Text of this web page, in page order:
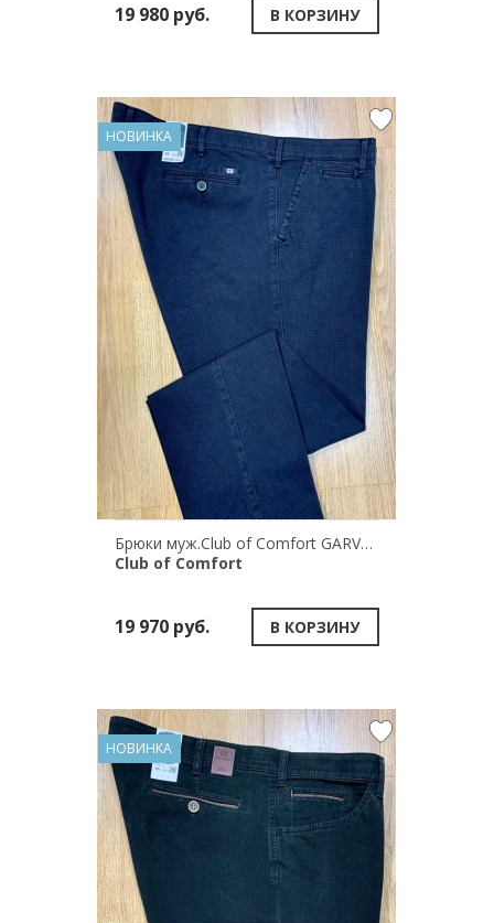
19 980 руб. В КОРЗИНУ
НОВИНКА
Брюки муж.Club of Comfort GARVEY 7233/2
Club of Comfort
19 970 руб. В КОРЗИНУ
НОВИНКА